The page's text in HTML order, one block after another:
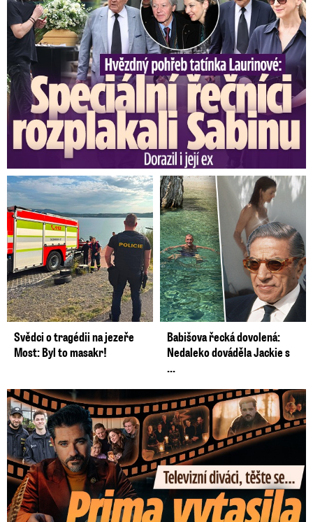
Svědci o tragédii na jezeře
Most: Byl to masakr!
Babišova řecká dovolená:
Nedaleko dováděla Jackie s
...
Prima vytasila podzimní trumfy! Další Zrádci a žhavé novinky